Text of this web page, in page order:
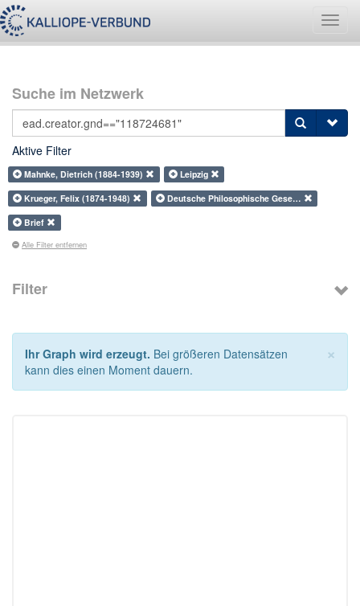
Suche im Netzwerk
Aktive Filter
Mahnke, Dietrich (1884-1939)
Leipzig
Krueger, Felix (1874-1948)
Deutsche Philosophische Gese…
Brief
Alle Filter entfernen
Filter
×
Ihr Graph wird erzeugt. Bei größeren Datensätzen
kann dies einen Moment dauern.